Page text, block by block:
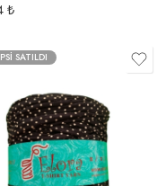
₺
SATILDI